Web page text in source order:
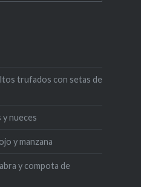
trufados con setas de
y nueces
y manzana
y compota de